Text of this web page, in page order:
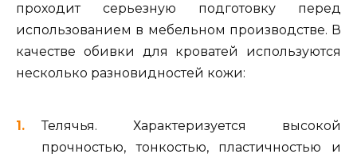
проходит серьезную подготовку перед
использованием в мебельном производстве. В
качестве обивки для кроватей используются
несколько разновидностей кожи:
Телячья. Характеризуется высокой
прочностью, тонкостью, пластичностью и